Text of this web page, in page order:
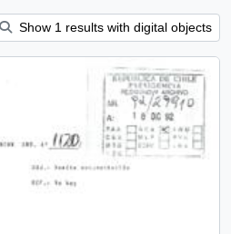
Show 1 results with digital objects